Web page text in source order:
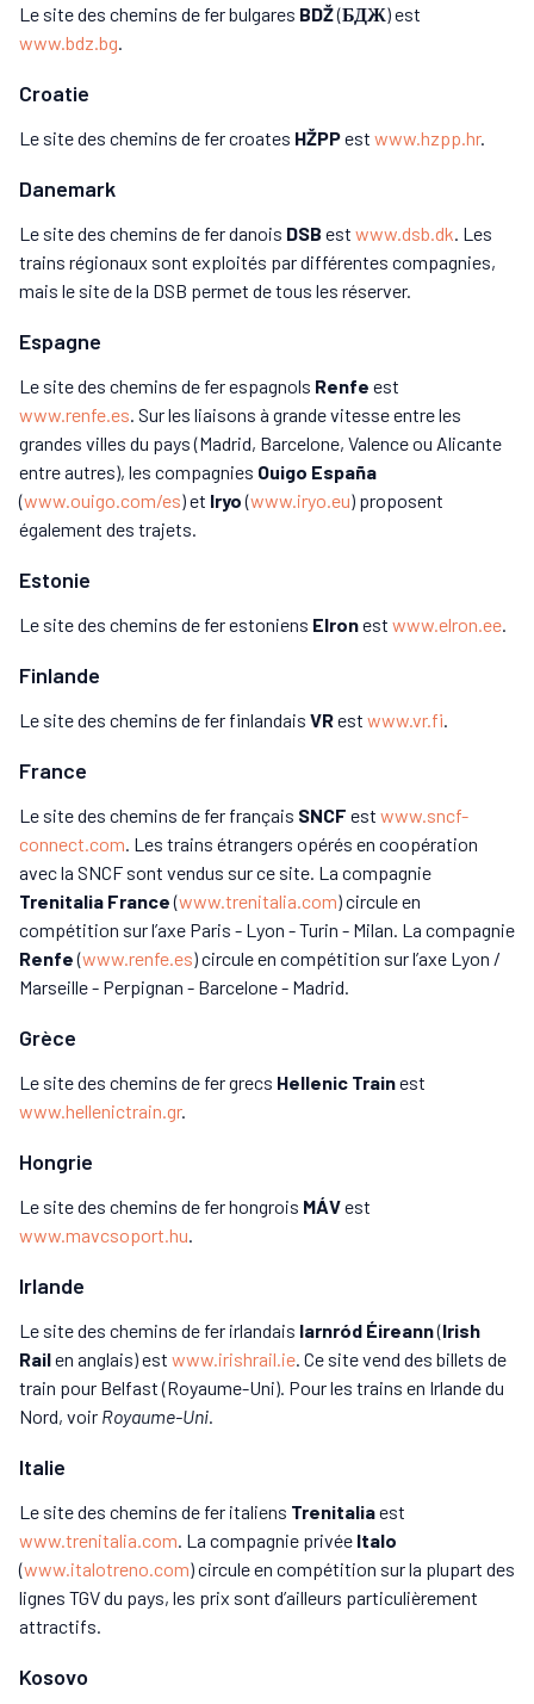
Le site des chemins de fer bulgares BDŽ(БДЖ) est
www.bdz.bg.
Croatie
Le site des chemins de fer croates HŽPPest www.hzpp.hr.
Danemark
Le site des chemins de fer danois DSB est www.dsb.dk. Les
trains régionaux sont exploités par différentes compagnies,
mais le site de la DSB permet de tous les réserver.
Espagne
Le site des chemins de fer espagnols Renfe est
www.renfe.es. Sur les liaisons à grande vitesse entre les
grandes villes du pays (Madrid, Barcelone, Valence ou Alicante
entre autres), les compagnies Ouigo España
(www.ouigo.com/es) et Iryo(www.iryo.eu) proposent
également des trajets.
Estonie
Le site des chemins de fer estoniens Elronest www.elron.ee.
Finlande
Le site des chemins de fer finlandais VRest www.vr.fi.
France
Le site des chemins de fer français SNCF est www.sncf-
connect.com. Les trains étrangers opérés en coopération
avec la SNCF sont vendus sur ce site. La compagnie
Trenitalia France(www.trenitalia.com) circule en
compétition sur l’axe Paris - Lyon - Turin - Milan. La compagnie
Renfe(www.renfe.es) circule en compétition sur l’axe Lyon /
Marseille - Perpignan - Barcelone - Madrid.
Grèce
Le site des chemins de fer grecs Hellenic Trainest
www.hellenictrain.gr.
Hongrie
Le site des chemins de fer hongrois MÁVest
www.mavcsoport.hu.
Irlande
Le site des chemins de fer irlandais Iarnród Éireann(Irish
Railen anglais)est www.irishrail.ie. Ce site vend des billets de
train pour Belfast (Royaume-Uni). Pour les trains en Irlande du
Nord, voir Royaume-Uni.
Italie
Le site des chemins de fer italiens Trenitaliaest
www.trenitalia.com. La compagnie privée Italo
(www.italotreno.com) circule en compétition sur la plupart des
lignes TGV du pays, les prix sont d’ailleurs particulièrement
attractifs.
Kosovo